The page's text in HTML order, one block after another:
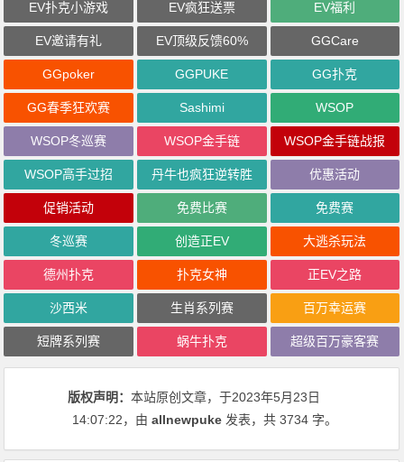
EV扑克小游戏 EV疯狂送票 EV福利
EV邀请有礼 EV顶级反馈60% GGCare
GGpoker GGPUKE GG扑克
GG春季狂欢赛 Sashimi WSOP
WSOP冬巡赛 WSOP金手链 WSOP金手链战报
WSOP高手过招 丹牛也疯狂逆转胜 优惠活动
促销活动 免费比赛 免费赛
冬巡赛 创造正EV 大逃杀玩法
德州扑克 扑克女神 正EV之路
沙西米 生肖系列赛 百万幸运赛
短牌系列赛 蜗牛扑克 超级百万豪客赛
版权声明：本站原创文章，于2023年5月23日
14:07:22，由allnewpuke 发表，共 3734 字。